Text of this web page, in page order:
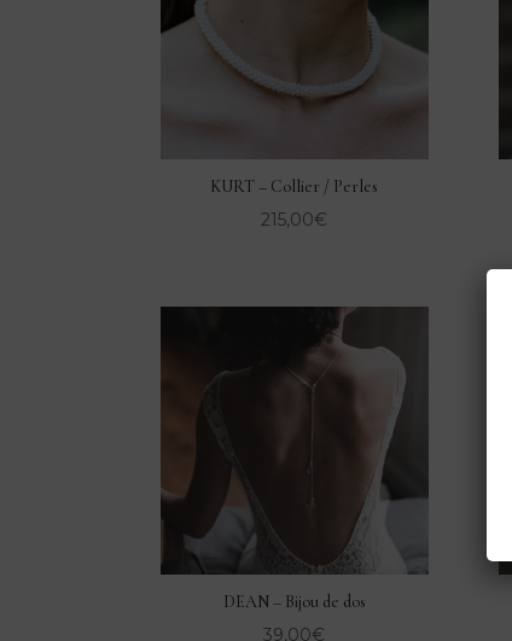
KURT – Collier / Perles
215,00€
DEAN – Bijou de dos
39,00€